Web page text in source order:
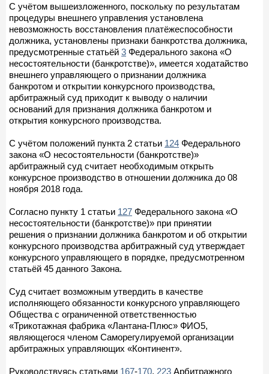
С учётом вышеизложенного, поскольку по результатам
процедуры внешнего управления установлена
невозможность восстановления платёжеспособности
должника, установлены признаки банкротства должника,
предусмотренные статьёй 3 Федерального закона «О
несостоятельности (банкротстве)», имеется ходатайство
внешнего управляющего о признании должника
банкротом и открытии конкурсного производства,
арбитражный суд приходит к выводу о наличии
оснований для признания должника банкротом и
открытия конкурсного производства.
С учётом положений пункта 2 статьи 124 Федерального
закона «О несостоятельности (банкротстве)»
арбитражный суд считает необходимым открыть
конкурсное производство в отношении должника до 08
ноября 2018 года.
Согласно пункту 1 статьи 127 Федерального закона «О
несостоятельности (банкротстве)» при принятии
решения о признании должника банкротом и об открытии
конкурсного производства арбитражный суд утверждает
конкурсного управляющего в порядке, предусмотренном
статьёй 45 данного Закона.
Суд считает возможным утвердить в качестве
исполняющего обязанности конкурсного управляющего
Общества с ограниченной ответственностью
«Трикотажная фабрика «Лантана-Плюс» ФИО5,
являющегося членом Саморегулируемой организации
арбитражных управляющих «Континент».
Руководствуясь статьями 167-170, 223 Арбитражного